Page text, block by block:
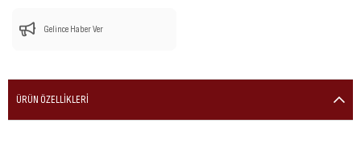
Gelince Haber Ver
ÜRÜN ÖZELLIKLERI